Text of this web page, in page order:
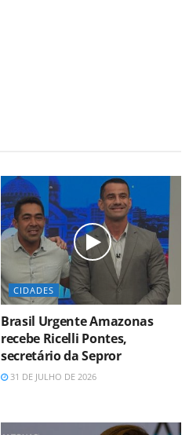
CIDADES
Brasil Urgente Amazonas
recebe Ricelli Pontes,
secretário da Sepror
31 DE JULHO DE 2026